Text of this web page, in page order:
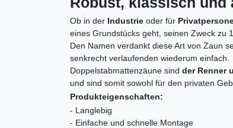
Ob in der Industrie oder für
eines Grundstücks geht, seinen Zweck zu
Den Namen verdankt diese Art von Zaun
senkrecht verlaufenden wiederum einfach.
Doppelstabmattenzäune sind der Renner
und sind somit sowohl für den privaten
Produkteigenschaften:
- Langlebig
- Einfache und schnelle Montage